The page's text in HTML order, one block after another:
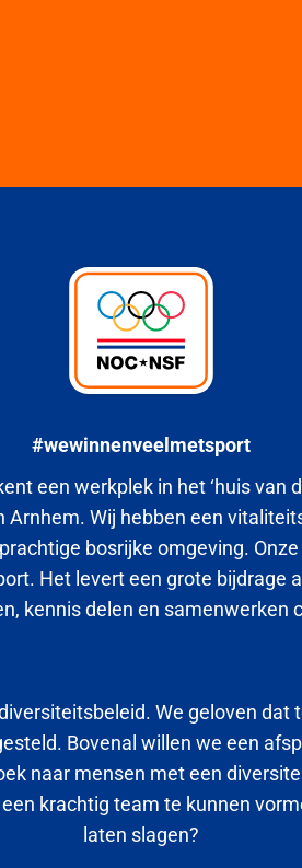
#wewinnenveelmetsport
een werkplek in het ‘huis van
Arnhem. Wij hebben een
bosrijke omgeving.
Het levert een grote bijdrage
kennis delen en samenwerken
We geloven dat
Bovenal willen we een
naar mensen met een
krachtig team te kunnen
laten slagen?